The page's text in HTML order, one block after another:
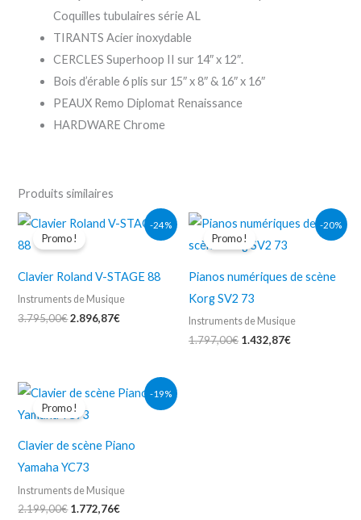
Coquilles tubulaires série AL
TIRANTS Acier inoxydable
CERCLES Superhoop II sur 14″ x 12″.
Bois d’érable 6 plis sur 15″ x 8″ & 16″ x 16″
PEAUX Remo Diplomat Renaissance
HARDWARE Chrome
Produits similaires
-24%
Promo !
Clavier Roland V-STAGE 88
Instruments de Musique
3.795,00€
Le
prix
initial
3.795,00€.
2.896,87€
Le
prix
2.896,87€.
-20%
Promo !
Pianos numériques de scène
Korg SV2 73
Instruments de Musique
1.797,00€
Le
prix
initial
1.797,00€.
1.432,87€
Le
prix
1.432,87€.
-19%
Promo !
Clavier de scène Piano
Yamaha YC73
Instruments de Musique
2.199,00€
Le
prix
initial
2.199,00€.
1.772,76€
Le
prix
1.772,76€.